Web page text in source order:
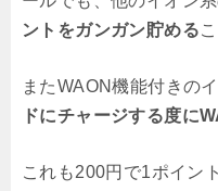
ントをガンガン貯める
またWAON機能付きの
ドにチャージする度に
これも200円で1ポイント